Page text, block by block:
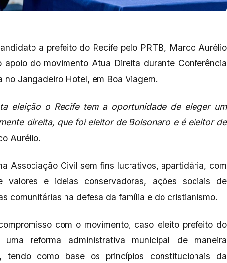
a prefeito do Recife pelo PRTB, Marco Aurélio
apoio do movimento Atua Direita durante Conferência
no Jangadeiro Hotel, em Boa Viagem.
eleição o Recife tem a oportunidade de eleger um
direita, que foi eleitor de Bolsonaro e é eleitor de
Aurélio.
Associação Civil sem fins lucrativos, apartidária, com
valores e ideias conservadoras, ações sociais de
comunitárias na defesa da família e do cristianismo.
com o movimento, caso eleito prefeito do
uma reforma administrativa municipal de maneira
tendo como base os princípios constitucionais da